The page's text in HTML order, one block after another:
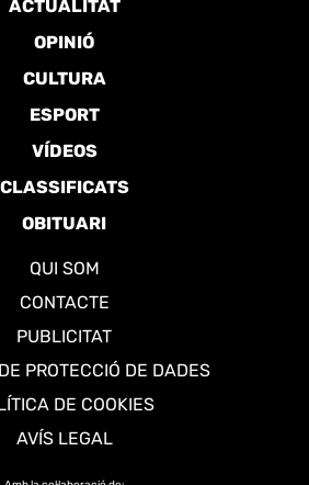
ACTUALITAT
OPINIÓ
CULTURA
ESPORT
VÍDEOS
CLASSIFICATS
OBITUARI
QUI SOM
CONTACTE
PUBLICITAT
PROTECCIÓ DE DADES
DE COOKIES
AVÍS LEGAL